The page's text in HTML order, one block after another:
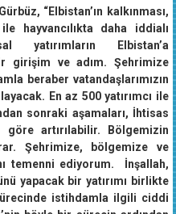
“Elbistan’ın kalkınması,
hayvancılıkta daha iddialı
yatırımların Elbistan’a
girişim ve adım. Şehrimize
beraber vatandaşlarımızın
En az 500 yatırımcı ile
sonraki aşamaları, İhtisas
göre artırılabilir. Bölgemizin
Şehrimize, bölgemize ve
temenni ediyorum. İnşallah,
yapacak bir yatırımı birlikte
istihdamla ilgili ciddi
böyle bir sürecin ardından